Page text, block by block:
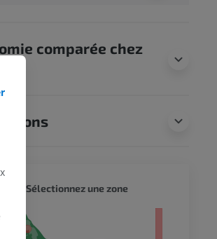
comparée chez
Sélectionnez une zone